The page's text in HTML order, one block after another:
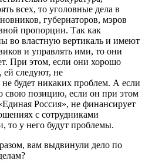
всех, то уголовные дела в
губернаторов, мэров
пропорции. Так как
во властную вертикаль и имеют
и управлять ими, то они
При этом, если они хорошо
следуют, не
будет никаких проблем. А если
свою позицию, если он при этом
Россия», не финансирует
с сотрудниками
то у него будут проблемы.
вам выдвинули дело по